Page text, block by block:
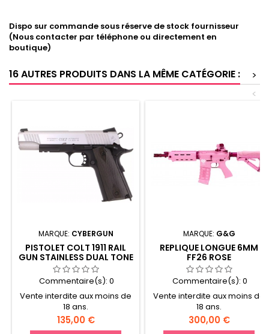
Dispo sur commande sous réserve de stock fournisseur
(Nous contacter par téléphone ou directement en
boutique)
16 AUTRES PRODUITS DANS LA MÊME CATÉGORIE :
>
<
MARQUE: CYBERGUN
PISTOLET COLT 1911 RAIL
GUN STAINLESS DUAL TONE
GBB - CULASSE MOBILE
Commentaire(s): 0
Vente interdite aux moins de
18 ans.
Prix
135,00 €
MARQUE: G&G
REPLIQUE LONGUE 6MM
FF26 ROSE
Commentaire(s): 0
Vente interdite aux moins de
18 ans.
Prix
300,00 €